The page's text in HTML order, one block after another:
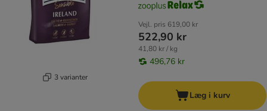
3 varianter
Vejl. pris 619,00 kr
522,90 kr
41,80 kr / kg
496,76 kr
Læg i kurv